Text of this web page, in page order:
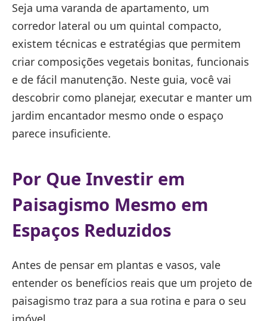
Seja uma varanda de apartamento, um
corredor lateral ou um quintal compacto,
existem técnicas e estratégias que permitem
criar composições vegetais bonitas, funcionais
e de fácil manutenção. Neste guia, você vai
descobrir como planejar, executar e manter um
jardim encantador mesmo onde o espaço
parece insuficiente.
Por Que Investir em
Paisagismo Mesmo em
Espaços Reduzidos
Antes de pensar em plantas e vasos, vale
entender os benefícios reais que um projeto de
paisagismo traz para a sua rotina e para o seu